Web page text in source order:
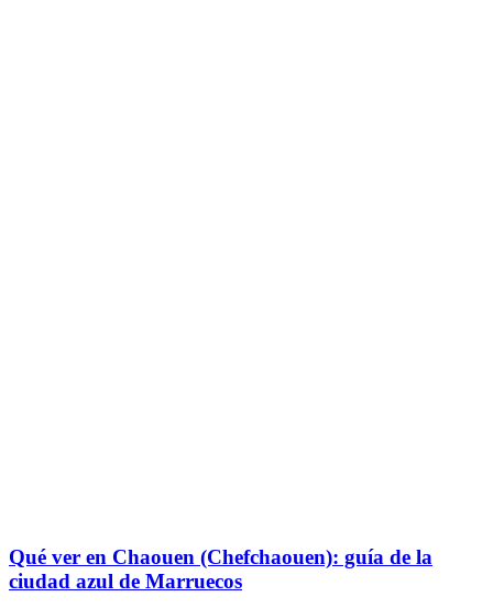
Qué ver en Chaouen (Chefchaouen): guía de la
ciudad azul de Marruecos